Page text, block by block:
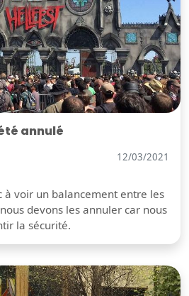
annulé
12/03/2021
à voir un balancement entre les
devons les annuler car nous
la sécurité.